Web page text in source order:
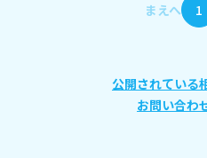
まえへ 1
公開されている
お問い合わ